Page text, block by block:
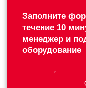
Заполните
течение 10
менеджер и
оборудование